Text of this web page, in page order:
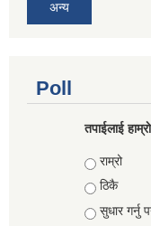
अन्य
Poll
तपाईलाई
Choices
राम्रो
ठिकै
सुधार गर्नु